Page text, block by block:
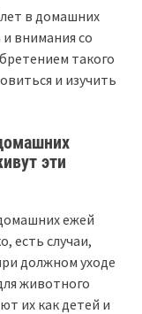
в домашних
внимания со
такого
и изучить
эти
ежей
есть случаи,
должном уходе
животного
их как детей и